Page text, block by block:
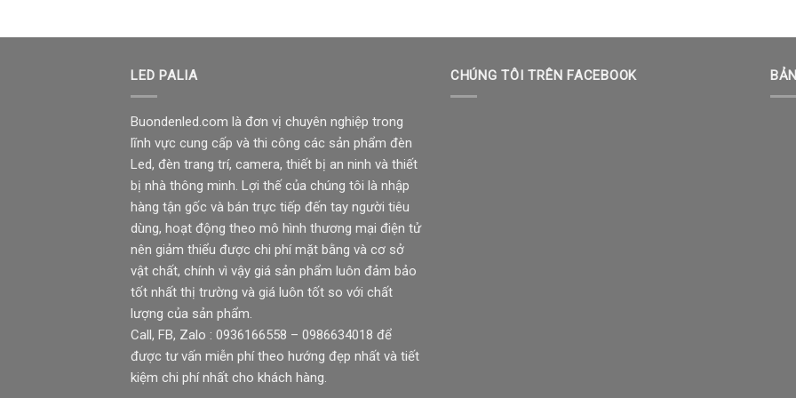
LED PALIA
Buondenled.com là đơn vị chuyên nghiệp trong
lĩnh vực cung cấp và thi công các sản phẩm đèn
Led, đèn trang trí, camera, thiết bị an ninh và thiết
bị nhà thông minh. Lợi thế của chúng tôi là nhập
hàng tận gốc và bán trực tiếp đến tay người tiêu
dùng, hoạt động theo mô hình thương mại điện tử
nên giảm thiểu được chi phí mặt bằng và cơ sở
vật chất, chính vì vậy giá sản phẩm luôn đảm bảo
tốt nhất thị trường và giá luôn tốt so với chất
lượng của sản phẩm.
Call, FB, Zalo : 0936166558 – 0986634018 để
được tư vấn miễn phí theo hướng đẹp nhất và tiết
kiệm chi phí nhất cho khách hàng.
CHÚNG TÔI TRÊN FACEBOOK